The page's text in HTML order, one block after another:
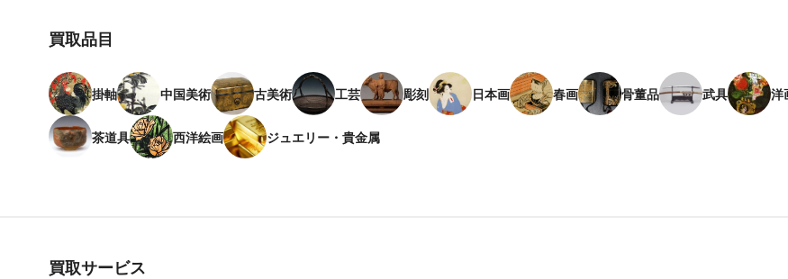
買取品目
掛軸 中国美術 古美術 工芸 彫刻 日本画 春画 骨董品 武具 洋
茶道具 西洋絵画 ジュエリー・貴金属
買取サービス